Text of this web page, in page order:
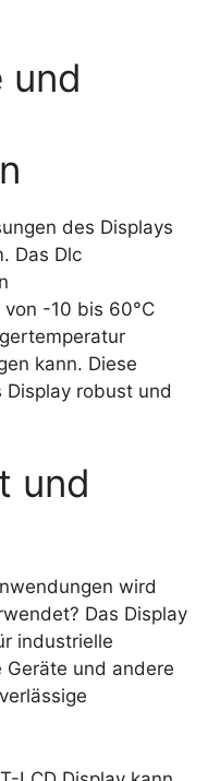
und
des Displays
Das Dlc
-10 bis 60°C
kann. Diese
Display robust und
und
wird
Das Display
industrielle
Geräte und andere